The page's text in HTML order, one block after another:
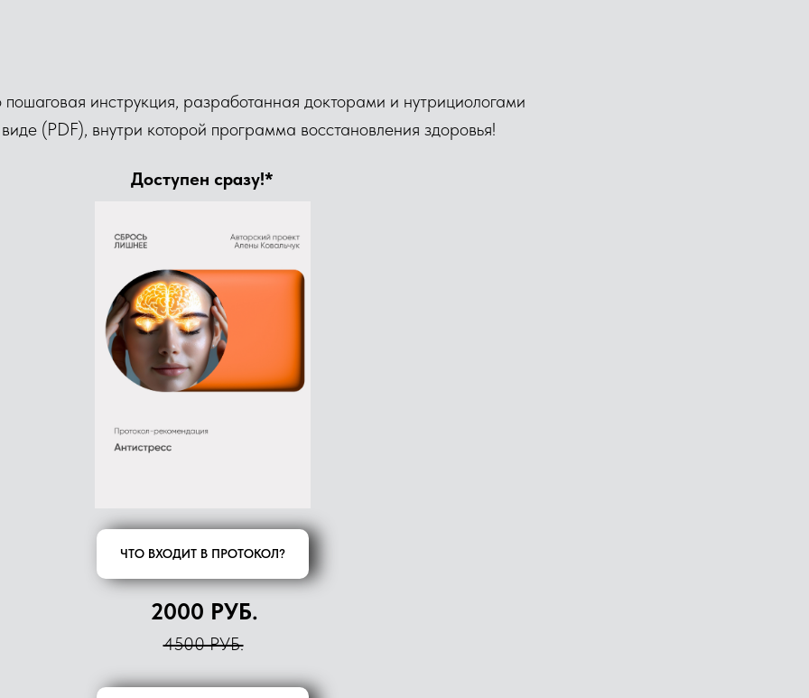
2000 РУБ.
Доступен сразу!*
4500 РУБ.
пошаговая инструкция, разработанная докторами и нутрициологами
(PDF), внутри которой программа восстановления здоровья!
ЧТО ВХОДИТ В ПРОТОКОЛ?